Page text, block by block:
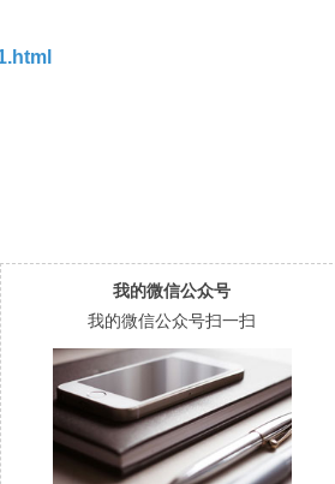
我的微信公众号
我的微信公众号扫一扫